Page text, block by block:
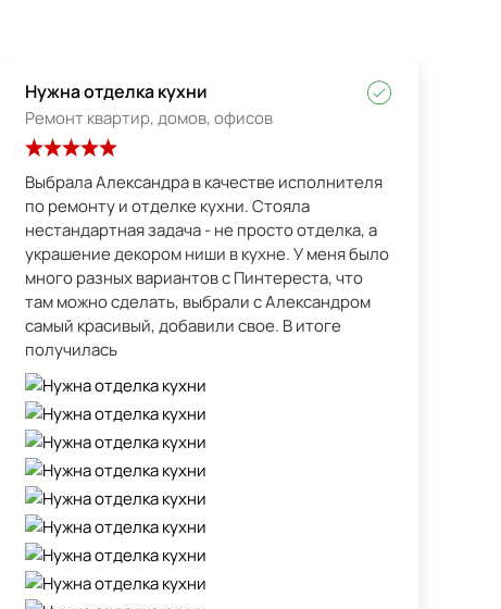
Нужна отделка кухни
Ремонт квартир, домов, офисов
Выбрала Александра в качестве исполнителя
по ремонту и отделке кухни. Стояла
нестандартная задача - не просто отделка, а
украшение декором ниши в кухне. У меня было
много разных вариантов с Пинтереста, что
там можно сделать, выбрали с Александром
самый красивый, добавили свое. В итоге
получилась